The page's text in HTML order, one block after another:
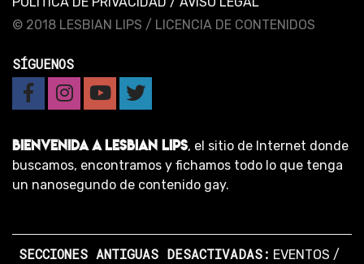
© 2018 LESBIAN LIPS / LICENCIA DE CONTENIDOS
SÍGUENOS
BIENVENIDA A LESBIAN LIPS, el sitio de Internet donde
buscamos, encontramos y fichamos todo lo que tenga
un nanosegundo de contenido gay.
SECCIONES ANTIGUAS DESACTIVADAS: EVENTOS /